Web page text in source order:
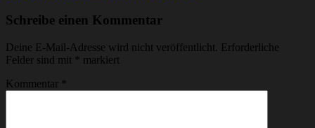
Schreibe einen Kommentar
Deine E-Mail-Adresse wird nicht veröffentlicht. Erforderliche
Felder sind mit * markiert
Kommentar *